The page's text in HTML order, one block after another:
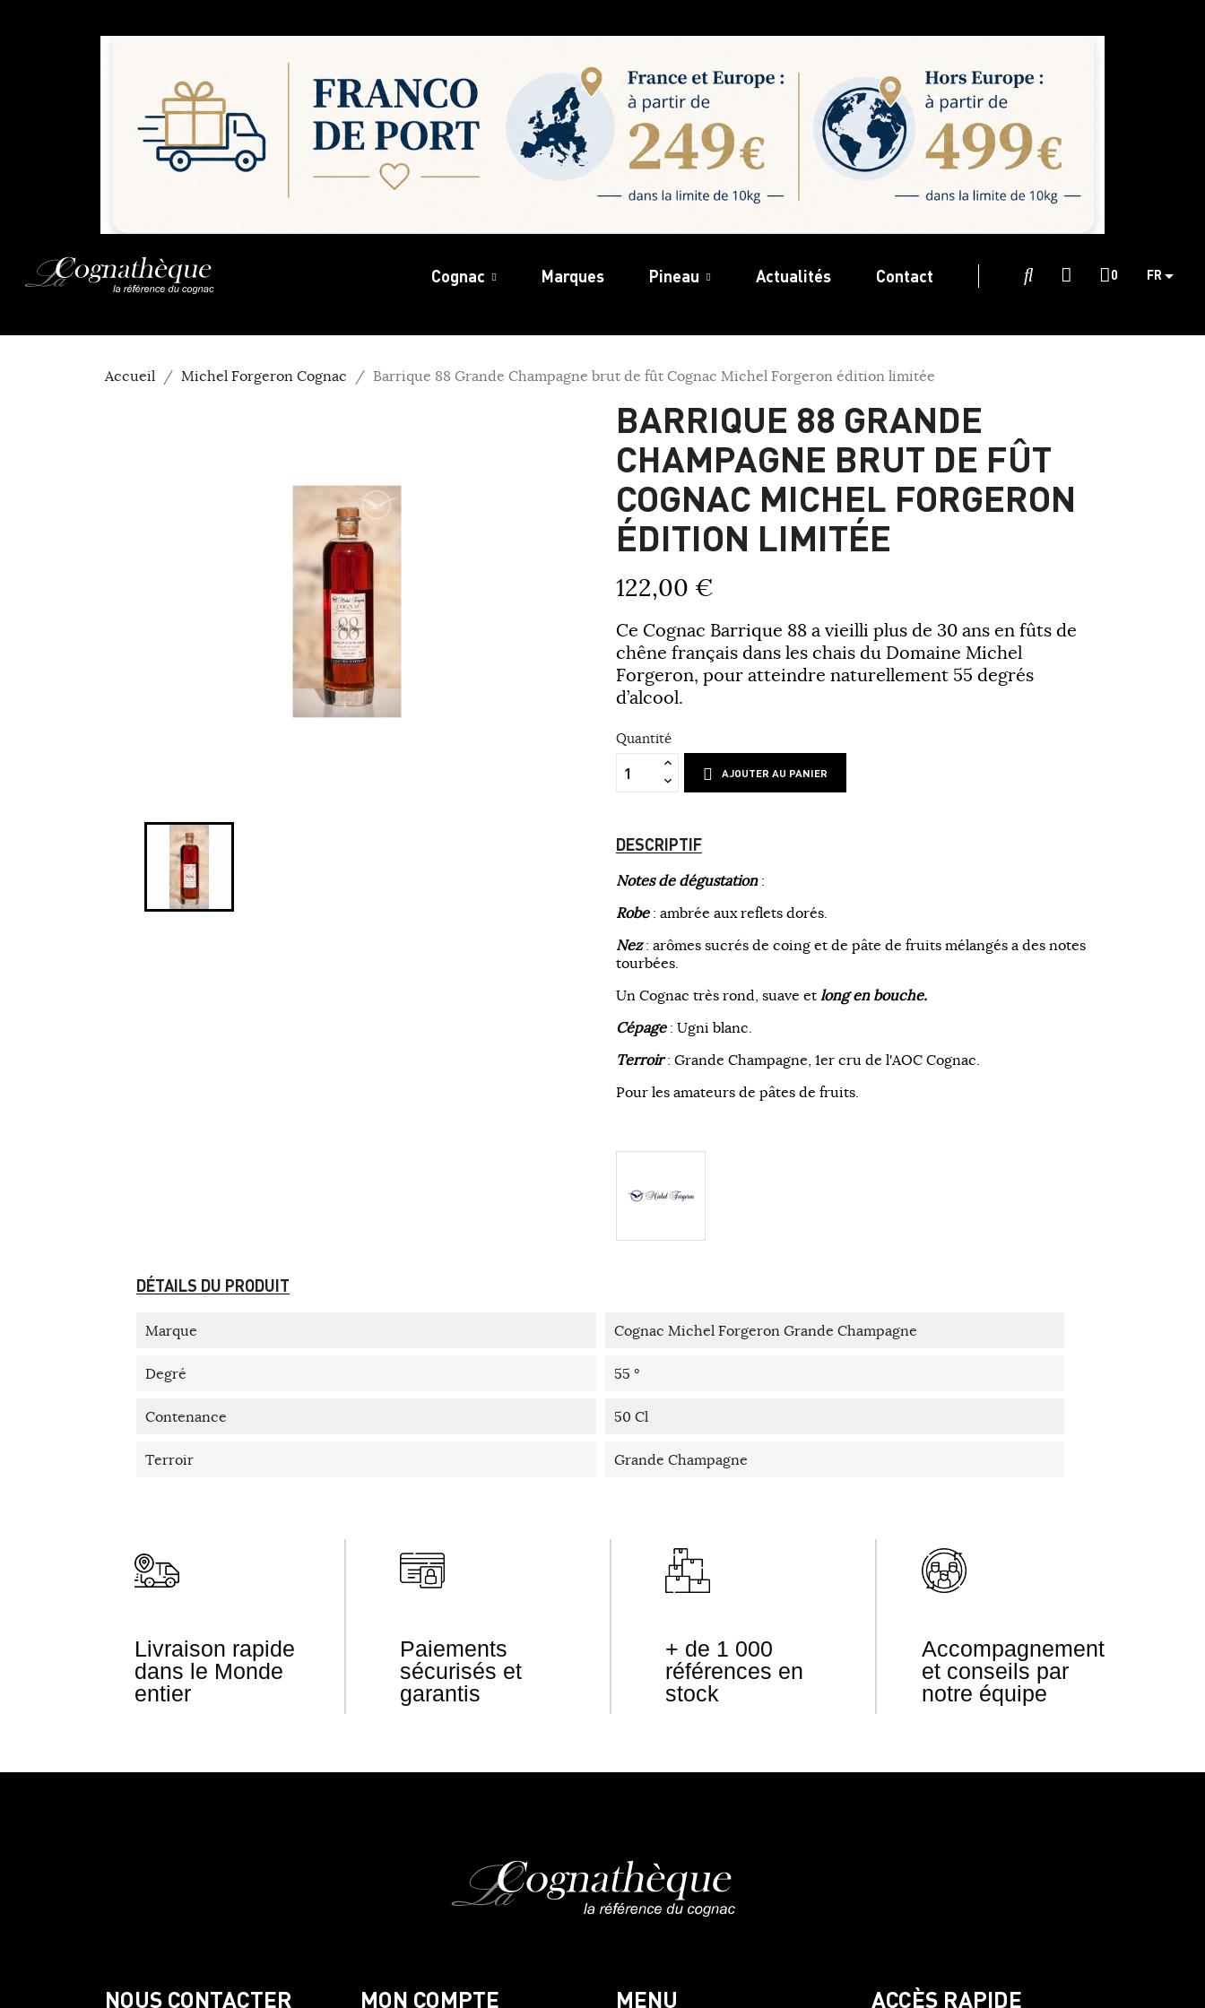
Cognac Marques Pineau Actualités Contact 0 FR
Accueil Michel Forgeron Cognac Barrique 88 Grande Champagne brut de fût Cognac Michel Forgeron édition limitée
BARRIQUE 88 GRANDE
CHAMPAGNE BRUT DE FÛT
COGNAC MICHEL FORGERON
ÉDITION LIMITÉE
122,00 €
Ce Cognac Barrique 88 a vieilli plus de 30 ans en fûts de
chêne français dans les chais du Domaine Michel
Forgeron, pour atteindre naturellement 55 degrés
d’alcool.
Quantité
AJOUTER AU PANIER
DESCRIPTIF
Notes de dégustation:
Robe: ambrée aux reflets dorés.
Nez: arômes sucrés de coing et de pâte de fruits mélangés a des notes
tourbées.
Un Cognac très rond, suave et long en bouche.
Cépage: Ugni blanc.
Terroir: Grande Champagne, 1er cru de l'AOC Cognac.
Pour les amateurs de pâtes de fruits.
DÉTAILS DU PRODUIT
Marque Cognac Michel Forgeron Grande Champagne
Degré 55 °
Contenance 50 Cl
Terroir Grande Champagne
Livraison rapide
dans le Monde
entier
Paiements
sécurisés et
garantis
+ de 1 000
références en
stock
Accompagnement
et conseils par
notre équipe
NOUS CONTACTER MON COMPTE MENU ACCÈS RAPIDE